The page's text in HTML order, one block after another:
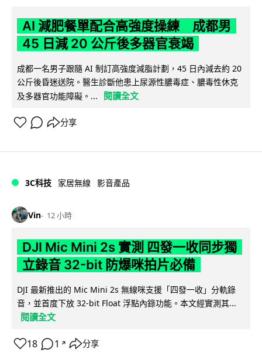
AI 減肥餐單配合高強度操練 成都男
45 日減 20 公斤後多器官衰竭
成都一名男子跟隨 AI 制訂高強度減脂計劃，45 日內減去約 20
公斤後昏迷送院。醫生診斷他患上尿源性膿毒症、膿毒性休克
及多器官功能障礙。...
閱讀全文
分享
3C科技 家居無線 影音產品
Vin 12 小時
DJI Mic Mini 2s 實測 四發一收同步獨
立錄音 32-bit 防爆咪拍片必備
DJI 最新推出的 Mic Mini 2s 無線咪支援「四發一收」分軌錄
音，並首度下放 32-bit Float 浮點內錄功能。本文經實測其...
閱讀全文
18 1 ↗ 分享